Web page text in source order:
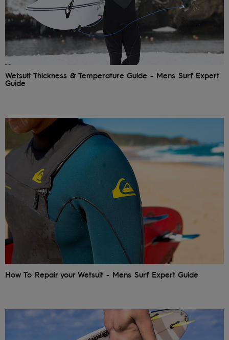
Wetsuit Thickness & Temperature Guide - Mens Surf Expert
Guide
How To Repair your Wetsuit - Mens Surf Expert Guide